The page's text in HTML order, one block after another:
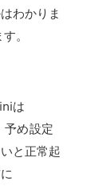
わかりま
。
は
予め設定
と正常起